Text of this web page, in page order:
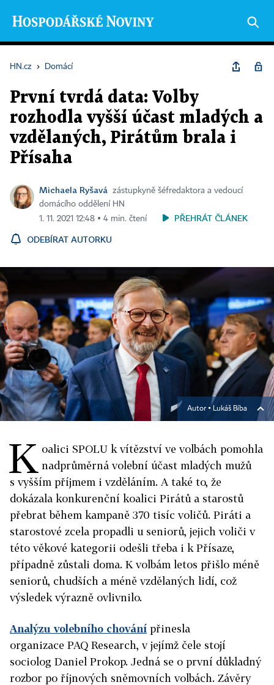
HN.cz › Domácí
První tvrdá data: Volby
rozhodla vyšší účast mladých a
vzdělaných, Pirátům brala i
Přísaha
Michaela Ryšavá
zástupkyně šéfredaktora a vedoucí
domácího oddělení HN
1. 11. 2021 12:48 ▪ 4 min. čtení
PŘEHRÁT ČLÁNEK
ODEBÍRAT AUTORKU
Autor ▪ Lukáš Bíba
K oalici SPOLU k vítězství ve volbách pomohla
nadprůměrná volební účast mladých mužů
s vyšším příjmem i vzděláním. A také to, že
dokázala konkurenční koalici Pirátů a starostů
přebrat během kampaně 370 tisíc voličů. Piráti a
starostové zcela propadli u seniorů, jejich voliči v
této věkové kategorii odešli třeba i k Přísaze,
případně zůstali doma. K volbám letos přišlo méně
seniorů, chudších a méně vzdělaných lidí, což
výsledek výrazně ovlivnilo.
Analýzu volebního chování přinesla
organizace PAQ Research, v jejímž čele stojí
sociolog Daniel Prokop. Jedná se o první důkladný
rozbor po říjnových sněmovních volbách. Závěry